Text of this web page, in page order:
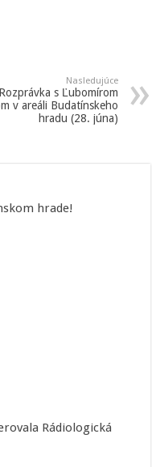
Nasledujúce
Rozprávka s Ľubomírom
v areáli Budatínskeho
hradu (28. júna)
hrade!
Rádiologická